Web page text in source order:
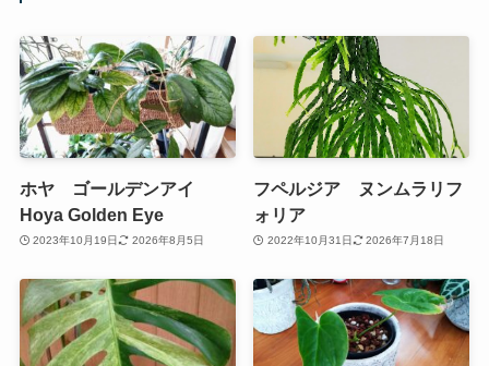
ホヤ ゴールデンアイ
Hoya Golden Eye
2023年10月19日 2026年8月5日
フペルジア ヌンムラリフ
ォリア
2022年10月31日 2026年7月18日